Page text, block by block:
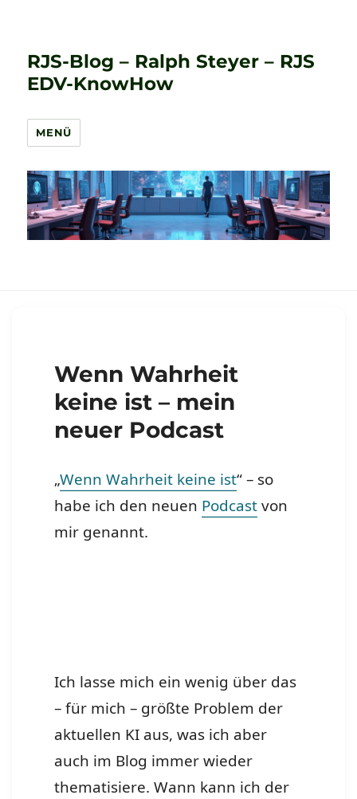
RJS-Blog – Ralph Steyer – RJS
EDV-KnowHow
MENÜ
Wenn Wahrheit
keine ist – mein
neuer Podcast
„Wenn Wahrheit keine ist“ – so
habe ich den neuen Podcastvon
mir genannt.
Ich lasse mich ein wenig über das
– für mich – größte Problem der
aktuellen KI aus, was ich aber
auch im Blog immer wieder
thematisiere. Wann kann ich der